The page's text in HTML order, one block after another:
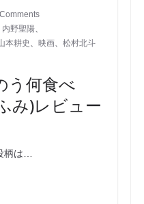
内野聖陽
本耕史 映画
松村北斗
う何食べ
み)レビュー
柄は…